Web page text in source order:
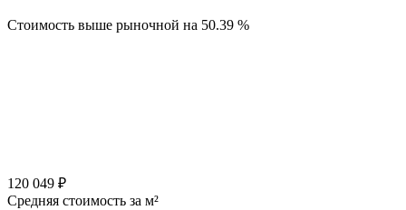
Стоимость выше рыночной на 50.39 %
120 049 ₽
Средняя стоимость за м²